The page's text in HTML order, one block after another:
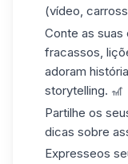
(vídeo,
Conte as suas
fracassos,
adoram
storytelling. 🎢
Partilhe os
dicas sobre
Expresseos